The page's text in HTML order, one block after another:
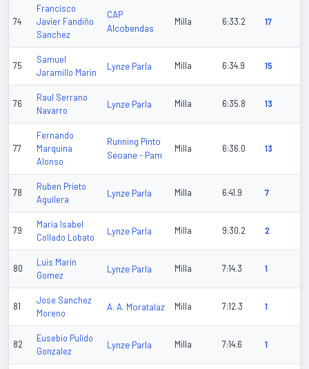
74
Francisco
Javier Fandiño
Sanchez
CAP
Alcobendas
Milla 6:33.2 17
75
Samuel
Jaramillo Marin
Lynze Parla Milla 6:34.9 15
76
Raul Serrano
Navarro
Lynze Parla Milla 6:35.8 13
77
Fernando
Marquina
Alonso
Running Pinto
Seoane - Pam
Milla 6:36.0 13
78
Ruben Prieto
Aguilera
Lynze Parla Milla 6:41.9 7
79
Maria Isabel
Collado Lobato
Lynze Parla Milla 9:30.2 2
80
Luis Marin
Gomez
Lynze Parla Milla 7:14.3 1
81
Jose Sanchez
Moreno
A. A. Moratalaz Milla 7:12.3 1
82
Eusebio Pulido
Gonzalez
Lynze Parla Milla 7:14.6 1